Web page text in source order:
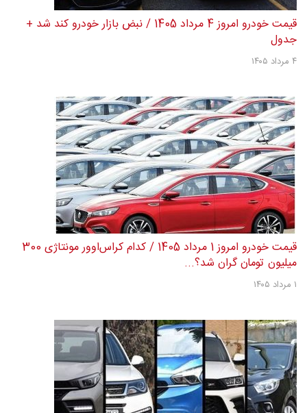
قیمت خودرو امروز 4 مرداد 1405 / نبض بازار خودرو کند شد +
جدول
۴ مرداد ۱۴۰۵
قیمت خودرو امروز 1 مرداد 1405 / کدام کراس‌اوور مونتاژی 300
میلیون تومان گران شد؟...
۱ مرداد ۱۴۰۵